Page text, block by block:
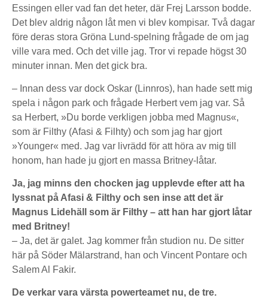
Essingen eller vad fan det heter, där Frej Larsson bodde.
Det blev aldrig någon låt men vi blev kompisar. Två dagar
före deras stora Gröna Lund-spelning frågade de om jag
ville vara med. Och det ville jag. Tror vi repade högst 30
minuter innan. Men det gick bra.
– Innan dess var dock Oskar (Linnros), han hade sett mig
spela i någon park och frågade Herbert vem jag var. Så
sa Herbert, »Du borde verkligen jobba med Magnus«,
som är Filthy (Afasi & Filhty) och som jag har gjort
»Younger« med. Jag var livrädd för att höra av mig till
honom, han hade ju gjort en massa Britney-låtar.
Ja, jag minns den chocken jag upplevde efter att ha
lyssnat på Afasi & Filthy och sen inse att det är
Magnus Lidehäll som är Filthy – att han har gjort låtar
med Britney!
– Ja, det är galet. Jag kommer från studion nu. De sitter
här på Söder Mälarstrand, han och Vincent Pontare och
Salem Al Fakir.
De verkar vara värsta powerteamet nu, de tre.